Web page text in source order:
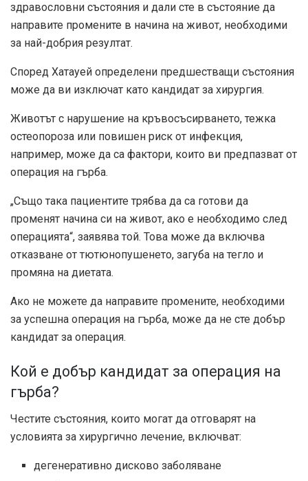
здравословни състояния и дали сте в състояние да
направите промените в начина на живот, необходими
за най-добрия резултат.
Според Хатауей определени предшестващи състояния
може да ви изключат като кандидат за хирургия.
Животът с нарушение на кръвосъсирването, тежка
остеопороза или повишен риск от инфекция,
например, може да са фактори, които ви предпазват от
операция на гърба.
„Също така пациентите трябва да са готови да
променят начина си на живот, ако е необходимо след
операцията“, заявява той. Това може да включва
отказване от тютюнопушенето, загуба на тегло и
промяна на диетата.
Ако не можете да направите промените, необходими
за успешна операция на гърба, може да не сте добър
кандидат за операция.
Кой е добър кандидат за операция на
гърба?
Честите състояния, които могат да отговарят на
условията за хирургично лечение, включват:
дегенеративно дисково заболяване